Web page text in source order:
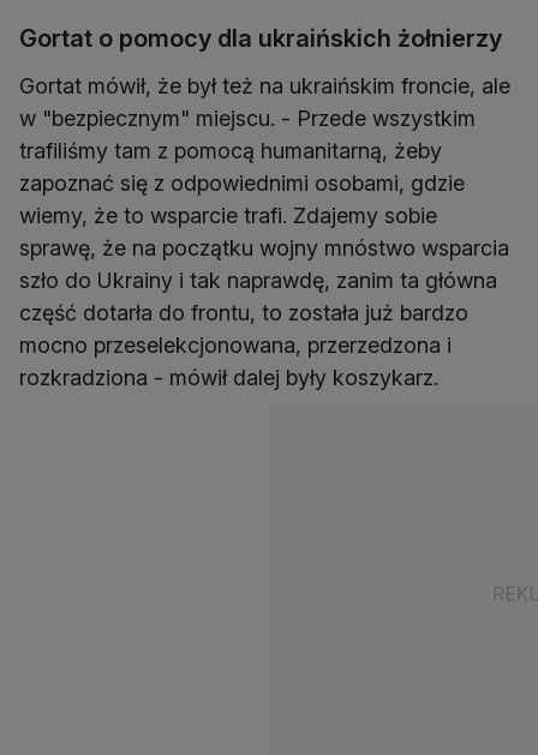
Gortat o pomocy dla ukraińskich żołnierzy
Gortat mówił, że był też na ukraińskim froncie, ale
w "bezpiecznym" miejscu. - Przede wszystkim
trafiliśmy tam z pomocą humanitarną, żeby
zapoznać się z odpowiednimi osobami, gdzie
wiemy, że to wsparcie trafi. Zdajemy sobie
sprawę, że na początku wojny mnóstwo wsparcia
szło do Ukrainy i tak naprawdę, zanim ta główna
część dotarła do frontu, to została już bardzo
mocno przeselekcjonowana, przerzedzona i
rozkradziona - mówił dalej były koszykarz.